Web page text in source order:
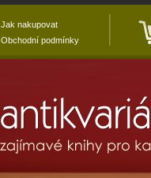
Jak nakupovat
Obchodní podmínky